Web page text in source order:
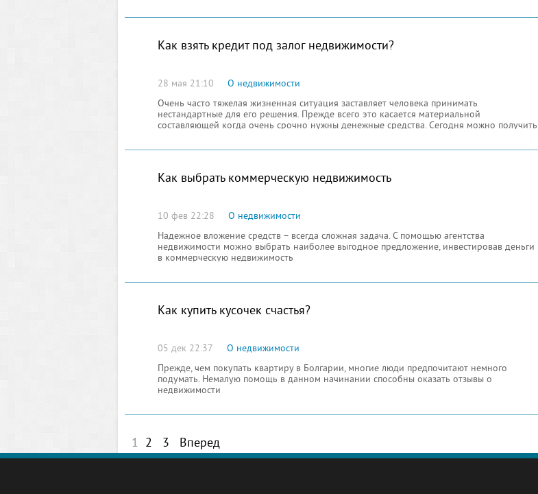
Как взять кредит под залог недвижимости?
28 мая 21:10
О недвижимости
Очень часто тяжелая жизненная ситуация заставляет человека принимать
нестандартные для его решения. Прежде всего это касается материальной
составляющей когда очень срочно нужны денежные средства. Сегодня можно получить
некоторых случаях может достигать до 70 процентов рыночной стоимости
Как выбрать коммерческую недвижимость
10 фев 22:28
О недвижимости
Надежное вложение средств – всегда сложная задача. С помощью агентства
недвижимости можно выбрать наиболее выгодное предложение, инвестировав деньги
в коммерческую недвижимость
Как купить кусочек счастья?
05 дек 22:37
О недвижимости
Прежде, чем покупать квартиру в Болгарии, многие люди предпочитают немного
подумать. Немалую помощь в данном начинании способны оказать отзывы о
недвижимости
1 2 3 Вперед